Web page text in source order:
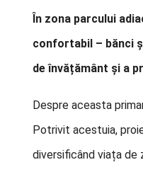
În zona parcului
confortabil – bănci
de învățământ și a
Despre aceasta
Potrivit acestuia,
diversificând viața de